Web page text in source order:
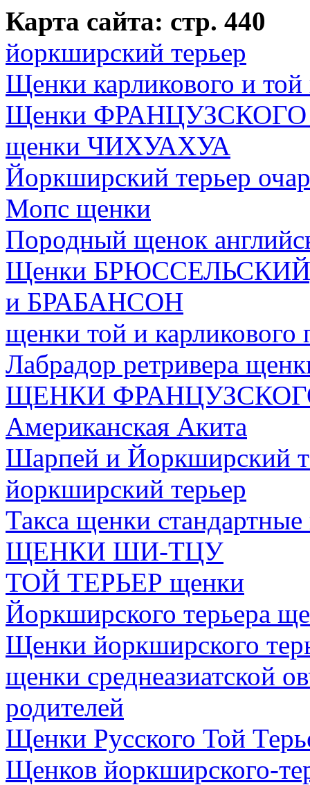
Карта сайта: стр. 440
йоркширский терьер
Щенки карликового и той
Щенки ФРАНЦУЗСКОГО
щенки ЧИХУАХУА
Йоркширский терьер
Мопс щенки
Породный щенок
Щенки
и БРАБАНСОН
щенки той и карликового
Лабрадор ретривера
ЩЕНКИ
Американская Акита
Шарпей и Йоркширский
йоркширский терьер
Такса щенки
ЩЕНКИ ШИ-ТЦУ
ТОЙ ТЕРЬЕР щенки
Йоркширского терьера
Щенки йоркширского
щенки среднеазиатской
родителей
Щенки Русского Той
Щенков йоркширского-